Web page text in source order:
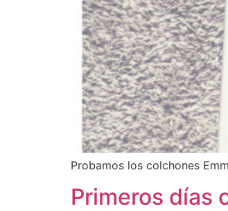
Probamos los colchones
Primeros días